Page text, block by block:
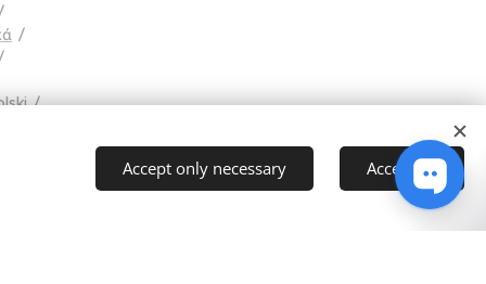
Accept only necessary Accept all